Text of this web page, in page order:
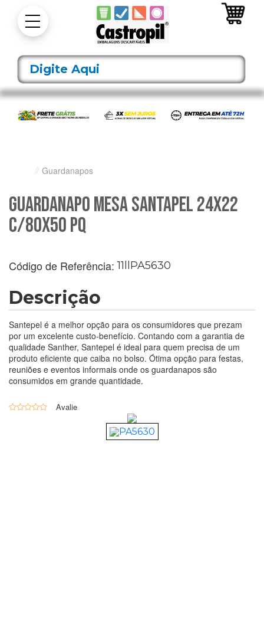
Guardanapos
Guardanapo Mesa Santapel 24X22
C/80X50 Pq
Código de Referência: 11llPA5630
Descrição
Santepel é a melhor opção para os consumidores que prezam
por um excelente custo-benefício. Contando com a garantia de
qualidade Santher, Santepel é ideal para quem precisa de um
produto eficiente que caiba no bolso. Ótima opção para festas,
reuniões e eventos informais onde os guardanapos são
consumidos em grande quantidade.